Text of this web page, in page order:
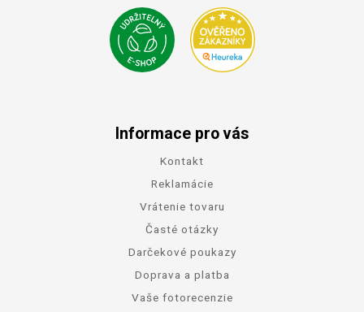
Informace pro vás
Kontakt
Reklamácie
Vrátenie tovaru
Časté otázky
Darčekové poukazy
Doprava a platba
Vaše fotorecenzie